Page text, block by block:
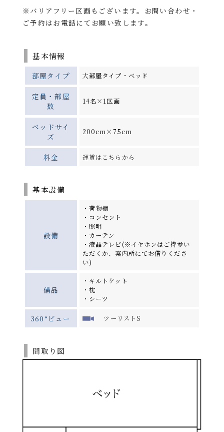
※バリアフリー区画もございます。お問い合わせ・
ご予約はお電話にてお願い致します。
基本情報
部屋タイプ 大部屋タイプ・ベッド
定員・部屋
数
14名×1区画
ベッドサイ
ズ
200cm×75cm
料金 運賃はこちらから
基本設備
設備
・荷物棚
・コンセント
・照明
・カーテン
・液晶テレビ(※イヤホンはご持参い
ただくか、案内所にてお借りくださ
い)
備品
・キルトケット
・枕
・シーツ
360°ビュー ツーリストS
間取り図